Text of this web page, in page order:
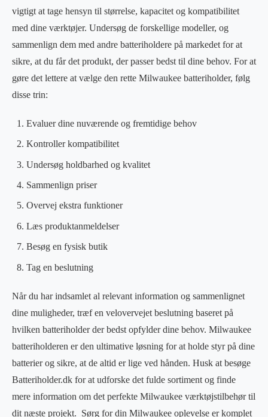
vigtigt at tage hensyn til størrelse, kapacitet og kompatibilitet
med dine værktøjer. Undersøg de forskellige modeller, og
sammenlign dem med andre batteriholdere på markedet for at
sikre, at du får det produkt, der passer bedst til dine behov. For at
gøre det lettere at vælge den rette Milwaukee batteriholder, følg
disse trin:
Evaluer dine nuværende og fremtidige behov
Kontroller kompatibilitet
Undersøg holdbarhed og kvalitet
Sammenlign priser
Overvej ekstra funktioner
Læs produktanmeldelser
Besøg en fysisk butik
Tag en beslutning
Når du har indsamlet al relevant information og sammenlignet
dine muligheder, træf en velovervejet beslutning baseret på
hvilken batteriholder der bedst opfylder dine behov. Milwaukee
batteriholderen er den ultimative løsning for at holde styr på dine
batterier og sikre, at de altid er lige ved hånden. Husk at besøge
Batteriholder.dk for at udforske det fulde sortiment og finde
mere information om det perfekte Milwaukee værktøjstilbehør til
dit næste projekt. Sørg for din Milwaukee oplevelse er komplet